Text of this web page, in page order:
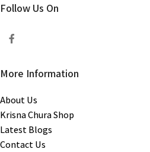
Follow Us On
More Information
About Us
Krisna Chura Shop
Latest Blogs
Contact Us